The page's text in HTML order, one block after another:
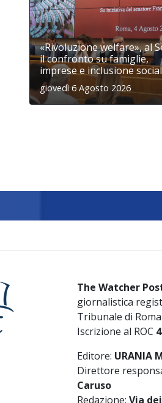
«Rivoluzione welfare», al
il confronto su famiglie,
imprese e inclusione
giovedì 6 Agosto 2026
The Watcher
giornalistica
Tribunale di
Iscrizione al ROC
Editore: URANIA
Direttore
Caruso
Redazione: Via